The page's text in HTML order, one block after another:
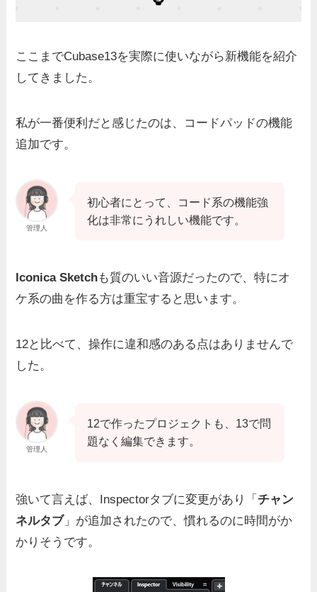
ここまでCubase13を実際に使いながら新機能を紹介
してきました。
私が一番便利だと感じたのは、 コードパッドの機能
追加です。
管理人
初心者にとって、コード系の機能強
化は非常にうれしい機能です。
Iconica Sketchも質のいい音源だったので、特にオ
ケ系の曲を作る方は重宝すると思います。
12と比べて、操作に違和感のある点はありませんで
した。
管理人
12で作ったプロジェクトも、13で問
題なく編集できます。
強いて言えば、Inspectorタブに変更があり「チャン
ネルタブ」が追加されたので、慣れるのに時間がか
かりそうです。